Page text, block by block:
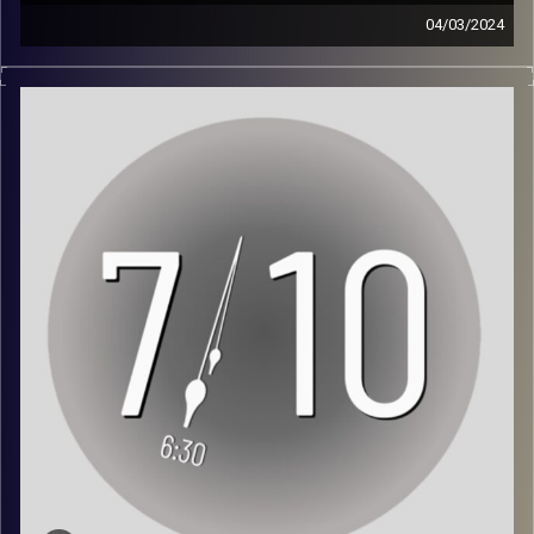
עריכת פודקאסט: עינת סחייק
עמוד האינסטגרם של הפרויקט:
https://www.instagram.com/seven10stories/
עמוד היוטיוב של הפרויקט:
https://www.youtube.com/watch?v=NQhCvqx2hNI
אתר הפרויקט:
https://seven10stories.com/
לפניות:
seventenstories@gmail.com
קרדיט תמונות:AudioVersity
04/03/2024
*אזהרת תוכן קשה לשמיעה*
"יש את דיויד שהיה לפני ה-7 באוקטובר ויש את דיויד של אחרי.
אני כרגע בחלום. אולי בתום המלחמה אחזור למציאות. אולי".
דיויד בדר, בן 35 ממרכז הארץ, חובש ונהג אמבולנס ב"איחוד
הצלה", מגיע לכניסה לשדרות ונתקל בסלאלומים של גופות. כל
הכביש מפוצץ בעשרות גופות. היה חייל הרוג עם הציצית שלו
וזה חרה לי בלב. אמרתי לחבר שלי: 'אני לא בטוח שאני חוזר.
תגיד לאשתי והילדים שאני אוהב אותם. ניסיתי להיות פה'".
ראיון: ליהוא טלמור
צילום: גדי מזרחי ותומר שטילר
עריכת וידאו: ענבר בוחניק